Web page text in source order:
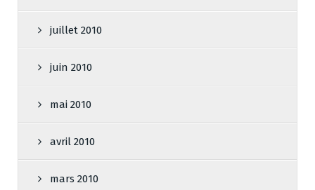
juillet 2010
juin 2010
mai 2010
avril 2010
mars 2010